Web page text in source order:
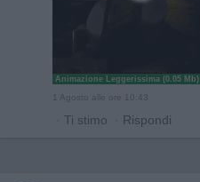
Animazione Leggerissima (0.05 Mb)
1 Agosto alle ore 10:43
· Ti stimo · Rispondi